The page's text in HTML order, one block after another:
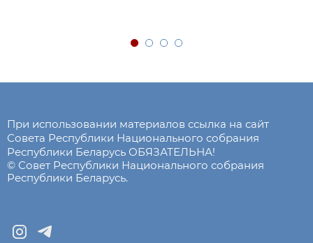
При использовании материалов ссылка на сайт
Совета Республики Национального собрания
Республики Беларусь ОБЯЗАТЕЛЬНА!
© Совет Республики Национального собрания
Республики Беларусь.